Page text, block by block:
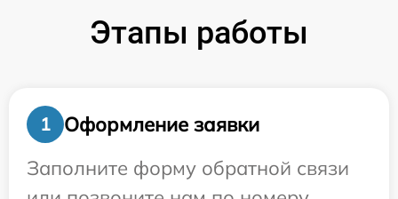
Этапы работы
1
Оформление заявки
Заполните форму обратной связи